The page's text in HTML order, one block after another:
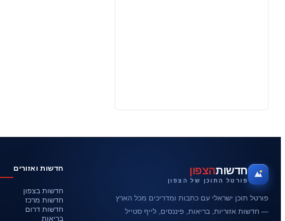
חדשותהצפון
פורטל התוכן של הצפון
פורטל תוכן ישראלי עם כתבות ומדריכים מכל הארץ
— חדשות אזוריות, בריאות, פיננסים, לייף סטייל
חדשות ואזורים
חדשות בצפון
חדשות מרכז
חדשות דרום
בריאות